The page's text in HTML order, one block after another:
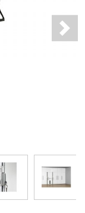
Next